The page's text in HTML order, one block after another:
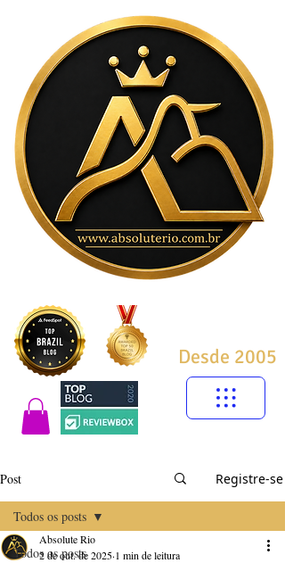
Desde 2005
Post Registre-se
Todos os posts
Todos os posts
Absolute Rio
2 de out. de 2025 1 min de leitura